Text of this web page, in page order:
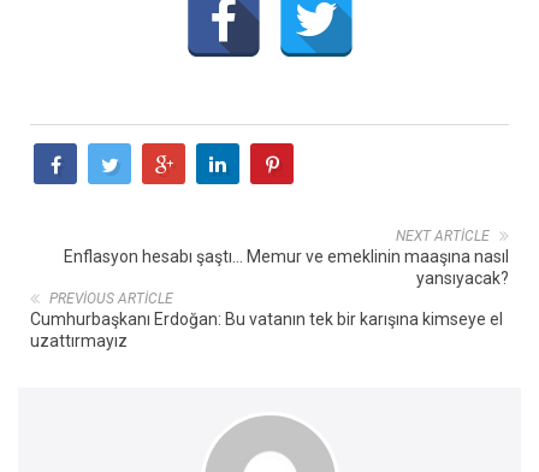
NEXT ARTICLE
Enflasyon hesabı şaştı… Memur ve emeklinin maaşına nasıl
yansıyacak?
PREVIOUS ARTICLE
Cumhurbaşkanı Erdoğan: Bu vatanın tek bir karışına kimseye el
uzattırmayız